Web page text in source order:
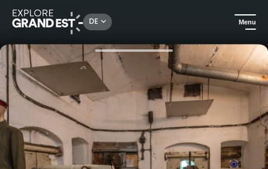
DE Menu
Sehenswertes in der Region Grand Est URBEX-Erlebnistag im Fort Wagner